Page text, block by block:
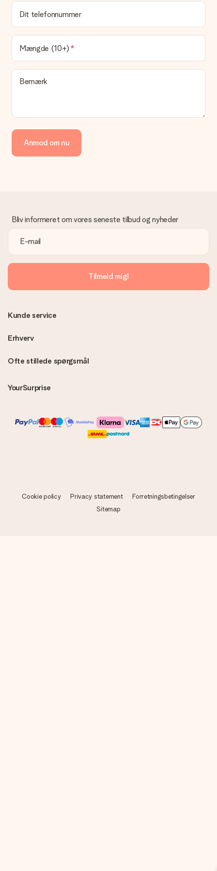
gave?
Leveringstiden findes på gavens produktside. Du kan stole på,
at vores postfirma leverer din gave på denne dag.
Hvilke leveringsmuligheder kan jeg vælge?
I øjeblikket er det ikke (endnu) muligt at vælge en
leveringsindstilling. Den gave, du vil bestille, sendes enten som
en pakke eller som postkasse levering. Vil du gerne vide
hvilken måde din ordre sendes på? Kontakt venligst vores
Vi tilbyder følgende betalingsmetoder: Dankort, Paypal,
kreditkort, faktura via Klarna eller bankoverførsel. I tilfælde af
manuel betaling overførsel, skal du tage højde for en ekstra 3
venligst vores kundeservice, de hjælper gerne med at finde en
passende løsning.
Er fakturaen sendt sammen med ordren?
Ingen faktura sendes med din ordre. Du modtager altid
fakturaen i bekræftelsesemailen, og du kan altid finde den i din
MySurprise-konto. Det betyder at du kan få gaven leveret
direkte til modtageren, hvilket gør det til en sand
overraskelse!
Dit telefonnummer
Mængde (10+)
Bemærk
Anmod om nu
Bliv informeret om vores seneste tilbud og nyheder
Tilmeld mig!
Ofte stillede spørgsmål
YourSurprise
Kunde service
Erhverv
Cookie policy Privacy statement
Forretningsbetingelser
Sitemap